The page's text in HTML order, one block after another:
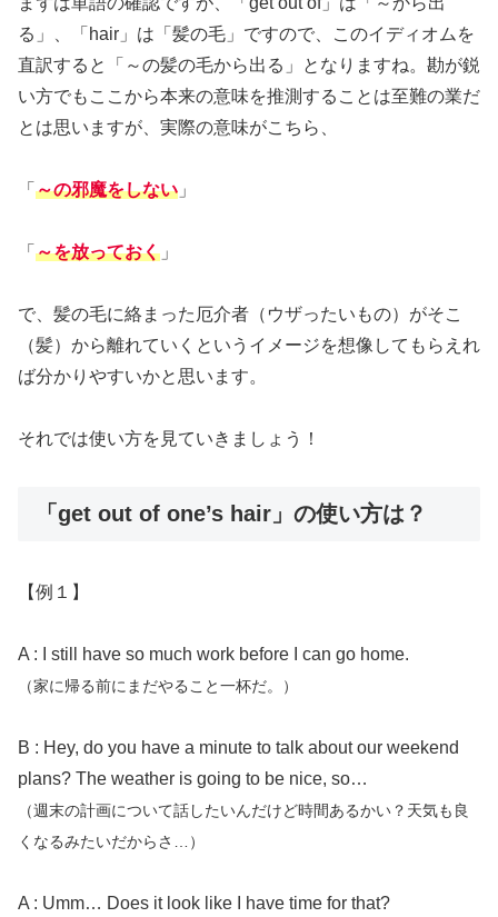
る」、「hair」は「髪の毛」ですので、このイディオムを
直訳すると「～の髪の毛から出る」となりますね。勘が鋭
い方でもここから本来の意味を推測することは至難の業だ
とは思いますが、実際の意味がこちら、
「 ～の邪魔をしない 」
「 ～を放っておく 」
で、髪の毛に絡まった厄介者（ウザったいもの）がそこ
（髪）から離れていくというイメージを想像してもらえれ
ば分かりやすいかと思います。
それでは使い方を見ていきましょう！
「get out of one’s hair」の使い方は？
【例１】
A : I still have so much work before I can go home.
（家に帰る前にまだやること一杯だ。）
B : Hey, do you have a minute to talk about our weekend
plans? The weather is going to be nice, so…
（週末の計画について話したいんだけど時間あるかい？天気も良
くなるみたいだからさ…）
A : Umm… Does it look like I have time for that?